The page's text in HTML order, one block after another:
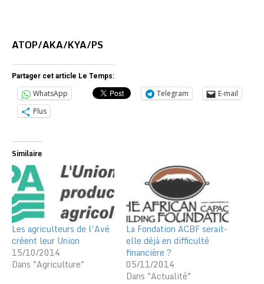
ATOP/AKA/KYA/PS
Partager cet article Le Temps:
WhatsApp Telegram
E-mail
Plus
Similaire
Les agriculteurs de l’Avé
créent leur Union
15/10/2014
Dans "Agriculture"
La Fondation ACBF serait-
elle déjà en difficulté
financière ?
05/11/2014
Dans "Actualité"